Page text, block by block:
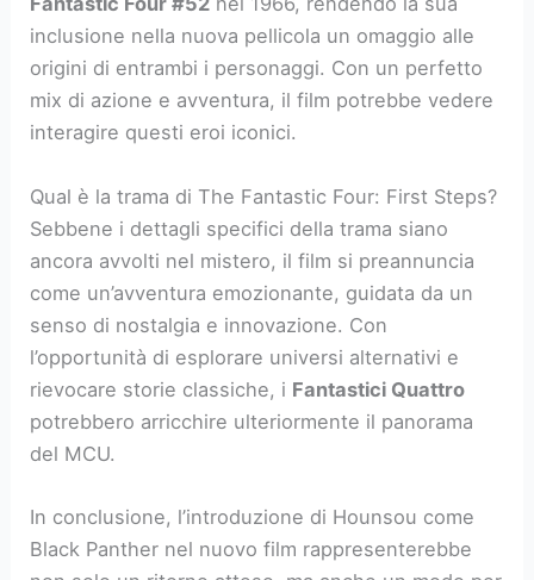
inclusione nella nuova pellicola un omaggio alle
origini di entrambi i personaggi. Con un perfetto
mix di azione e avventura, il film potrebbe vedere
interagire questi eroi iconici.
Qual è la trama di The Fantastic Four: First Steps?
Sebbene i dettagli specifici della trama siano
ancora avvolti nel mistero, il film si preannuncia
come un’avventura emozionante, guidata da un
senso di nostalgia e innovazione. Con
l’opportunità di esplorare universi alternativi e
rievocare storie classiche, i Fantastici Quattro
potrebbero arricchire ulteriormente il panorama
del MCU.
In conclusione, l’introduzione di Hounsou come
Black Panther nel nuovo film rappresenterebbe